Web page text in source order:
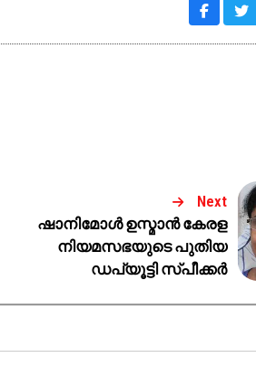
Next
ഷാനിമോൾ ഉസ്മാൻ കേരള
നിയമസഭയുടെ പുതിയ
ഡപ്യൂട്ടി സ്പീക്കർ